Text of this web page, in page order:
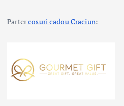
Partercosuri cadou Craciun: